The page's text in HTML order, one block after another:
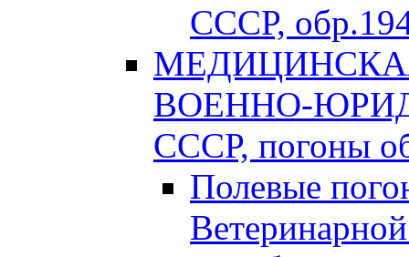
СССР,
ВОЕННО-
СССР, погоны
Полевые